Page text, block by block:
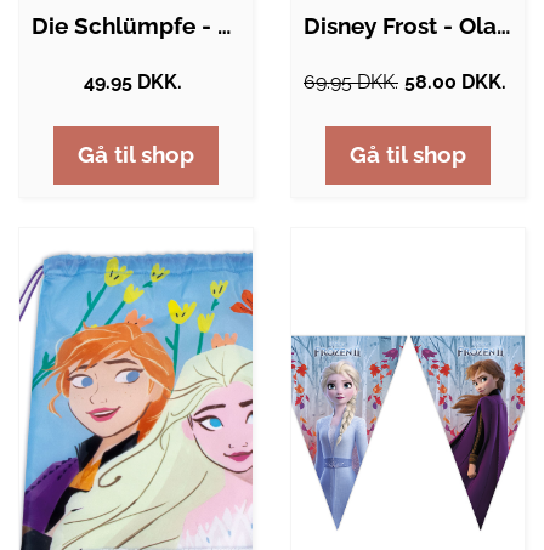
Die Schlümpfe - Schlumpfgeschichten
49.95 DKK.
Gå til shop
Disney Frost - Olaf Ballon - 85cm
69.95 DKK. 58.00 DKK.
Gå til shop